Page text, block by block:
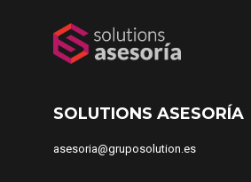
SOLUTIONS ASESORÍA
asesoria@gruposolution.es